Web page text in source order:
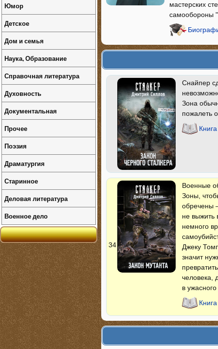
мастерских
самообороны
Снайпер
Зона
пожалеть
34
Военные
Зоны,
обречены
не выжить
немного
Джеку
значит
человека,
в
Юмор
Детское
Дом и семья
Наука, Образование
Справочная литература
Духовность
Документальная
Прочее
Поэзия
Драматургия
Старинное
Деловая литература
Военное дело